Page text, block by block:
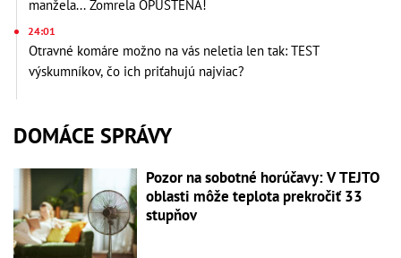
manžela... Zomrela OPUSTENÁ!
24:01
Otravné komáre možno na vás neletia len tak: TEST
výskumníkov, čo ich priťahujú najviac?
DOMÁCE SPRÁVY
Pozor na sobotné horúčavy: V TEJTO
oblasti môže teplota prekročiť 33
stupňov